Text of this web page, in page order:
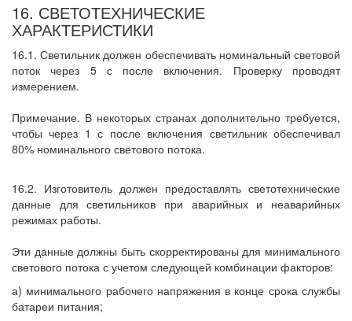
16. СВЕТОТЕХНИЧЕСКИЕ
ХАРАКТЕРИСТИКИ
16.1. Светильник должен обеспечивать номинальный световой
поток через 5 с после включения. Проверку проводят
измерением.
Примечание. В некоторых странах дополнительно требуется,
чтобы через 1 с после включения светильник обеспечивал
80% номинального светового потока.
16.2. Изготовитель должен предоставлять светотехнические
данные для светильников при аварийных и неаварийных
режимах работы.
Эти данные должны быть скорректированы для минимального
светового потока с учетом следующей комбинации факторов:
а) минимального рабочего напряжения в конце срока службы
батареи питания;